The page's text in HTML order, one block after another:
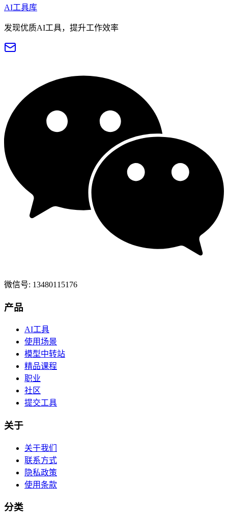
AI工具库
发现优质AI工具，提升工作效率
微信号: 13480115176
产品
AI工具
使用场景
模型中转站
精品课程
职业
社区
提交工具
关于
关于我们
联系方式
隐私政策
使用条款
分类